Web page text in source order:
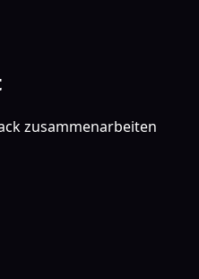
zusammenarbeiten